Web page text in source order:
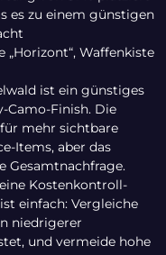
es zu einem günstigen
„Horizont“, Waffenkiste
ist ein günstiges
Camo-Finish. Die
mehr sichtbare
Items, aber das
Gesamtnachfrage.
Kostenkontroll-
einfach: Vergleiche
niedrigerer
und vermeide hohe